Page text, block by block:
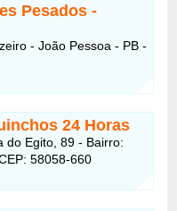
Pesados -
- João Pessoa - PB -
24 Horas
do Egito, 89 - Bairro:
58058-660